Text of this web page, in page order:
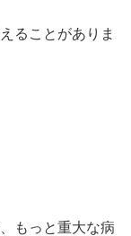
ることがありま
もっと重大な病